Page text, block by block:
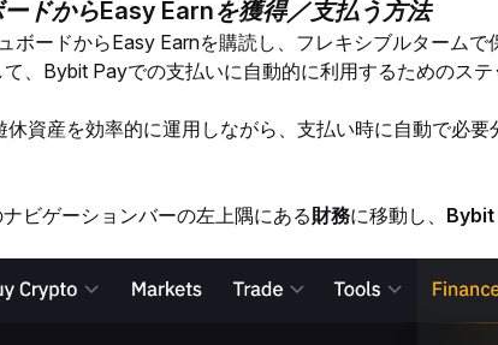
ドからEasy Earnを獲得／支払う方法
ボードからEasy Earnを購読し、フレキシブルターム
、Bybit Payでの支払いに自動的に利用するためのステ
資産を効率的に運用しながら、支払い時に自動で必要
ビゲーションバーの左上隅にある財務に移動し、 Bybit